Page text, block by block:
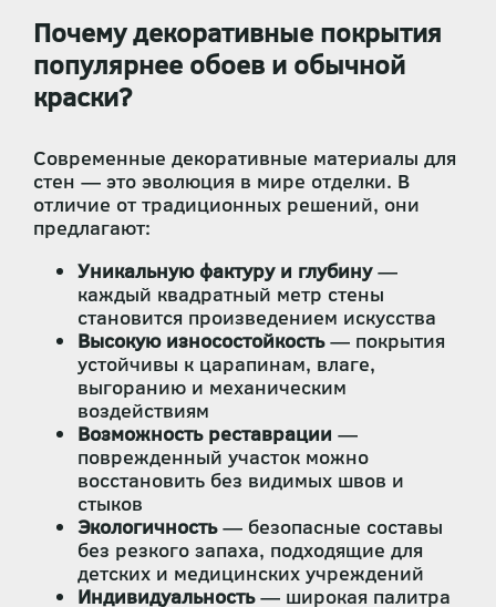
Почему декоративные покрытия
популярнее обоев и обычной
краски?
Современные декоративные материалы для
стен — это эволюция в мире отделки. В
отличие от традиционных решений, они
предлагают:
Уникальную фактуру и глубину—
каждый квадратный метр стены
становится произведением искусства
Высокую износостойкость— покрытия
устойчивы к царапинам, влаге,
выгоранию и механическим
воздействиям
Возможность реставрации —
поврежденный участок можно
восстановить без видимых швов и
стыков
Экологичность— безопасные составы
без резкого запаха, подходящие для
детских и медицинских учреждений
Индивидуальность— широкая палитра